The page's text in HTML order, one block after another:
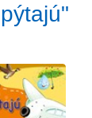
pýtajú"